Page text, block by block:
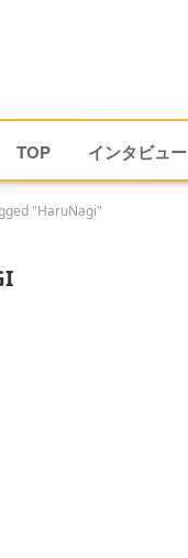
TOP インタビュー
"HaruNagi"